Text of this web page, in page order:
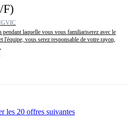
F)
laquelle vous vous familiariserez avec le
l'équipe, vous serez responsable de votre rayon,
les 20 offres suivantes